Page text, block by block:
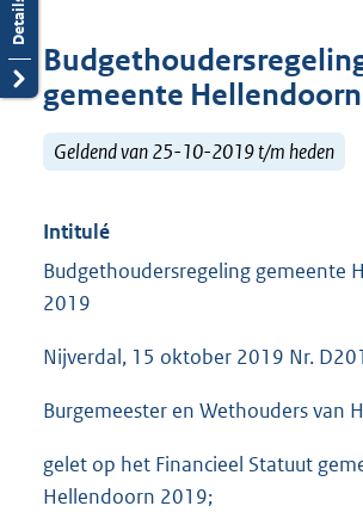
gemeente
Geldend van 25-10-2019 t/m heden
Intitulé
Budgethoudersregeling gemeente
2019
Nijverdal, 15 oktober 2019 Nr.
Burgemeester en Wethouders van
gelet op het Financieel Statuut
Hellendoorn 2019;